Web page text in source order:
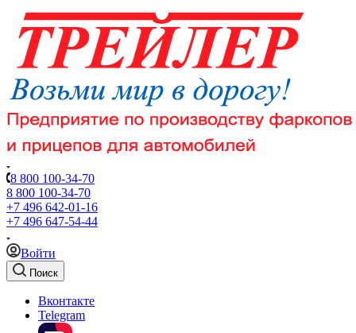
8 800 100-34-70
8 800 100-34-70
+7 496 642-01-16
+7 496 647-54-44
Войти
Поиск
Вконтакте
Telegram